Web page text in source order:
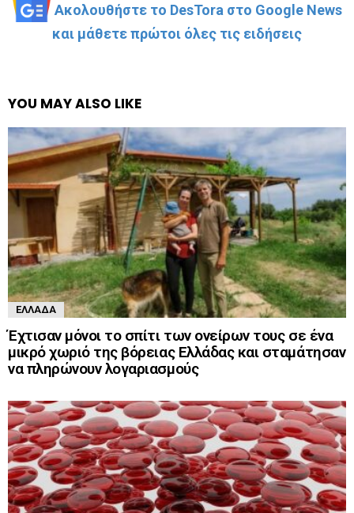
Ακολουθήστε το DesTora στο Google News
και μάθετε πρώτοι όλες τις ειδήσεις
YOU MAY ALSO LIKE
ΕΛΛΆΔΑ
Έχτισαν μόνοι το σπίτι των ονείρων τους σε ένα
μικρό χωριό της βόρειας Ελλάδας και σταμάτησαν
να πληρώνουν λογαριασμούς